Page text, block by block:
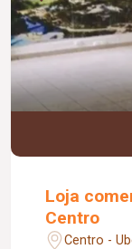
Loja
Centro
Centro -